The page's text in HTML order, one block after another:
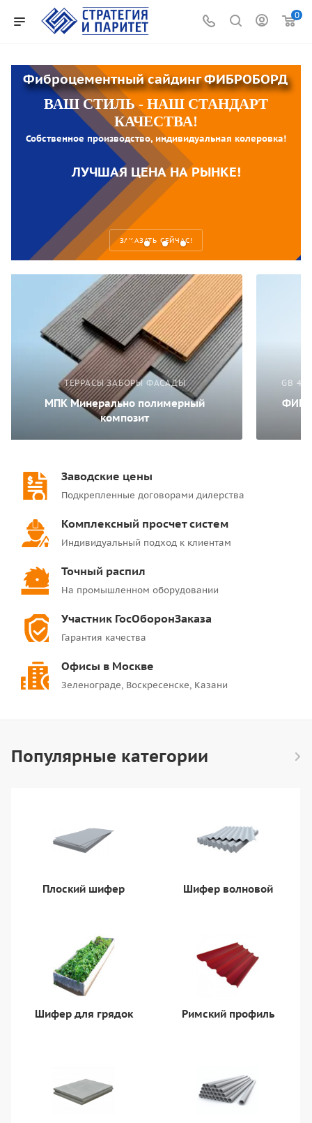
0
Фиброцементный сайдинг ФИБРОБОРД
ВАШ СТИЛЬ - НАШ СТАНДАРТ
КАЧЕСТВА!
Собственное производство, индивидуальная колеровка!
ЛУЧШАЯ ЦЕНА НА РЫНКЕ!
ЗАКАЗАТЬ СЕЙЧАС!
ТЕРРАСЫ ЗАБОРЫ ФАСАДЫ
МПК Минерально полимерный
композит
GB
Заводские цены
Подкрепленные договорами дилерства
Комплексный просчет систем
Индивидуальный подход к клиентам
Точный распил
На промышленном оборудовании
Участник ГосОборонЗаказа
Гарантия качества
Офисы в Москве
Зеленограде, Воскресенске, Казани
Популярные категории
Плоский шифер Шифер волновой
Шифер для грядок Римский профиль